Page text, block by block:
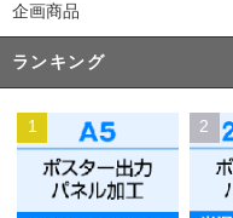
企画商品
ランキング
1 2